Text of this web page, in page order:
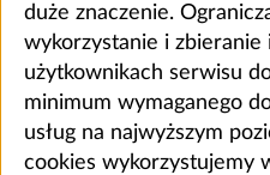
duże znaczenie.
wykorzystanie i zbieranie
użytkownikach serwisu
minimum wymaganego
usług na najwyższym
cookies wykorzystujemy